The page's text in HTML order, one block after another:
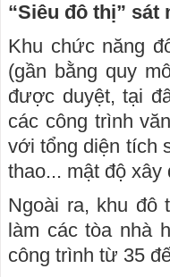
“Siêu đô thị” sát
Khu chức năng
(gần bằng quy
được duyệt, tại
các công trình
với tổng diện tích
thao... mật độ xây
Ngoài ra, khu đô
làm các tòa nhà
công trình từ 35